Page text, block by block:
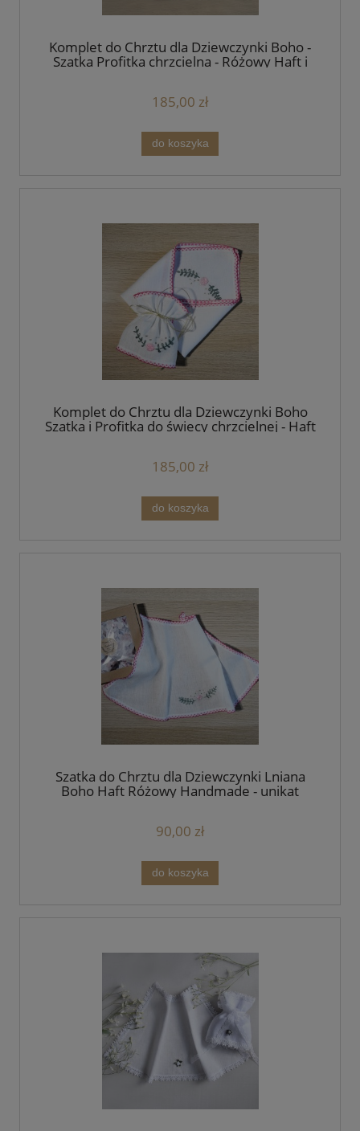
Komplet do Chrztu dla Dziewczynki Boho -
Szatka Profitka chrzcielna - Różowy Haft i
185,00 zł
do koszyka
Komplet do Chrztu dla Dziewczynki Boho
Szatka i Profitka do świecy chrzcielnej - Haft
185,00 zł
do koszyka
Szatka do Chrztu dla Dziewczynki Lniana
Boho Haft Różowy Handmade - unikat
90,00 zł
do koszyka